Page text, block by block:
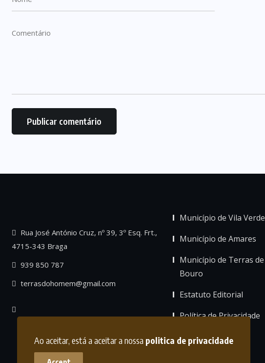
Ao aceitar, está a aceitar a nossa politica de privacidade
Rua José António Cruz, nº 39, 3º Esq. Frt.,
4715-343 Braga
939 850 787
terrasdohomem@gmail.com
Município de Vila Verde
Município de Amares
Município de Terras de
Bouro
Estatuto Editorial
Política de Privacidade